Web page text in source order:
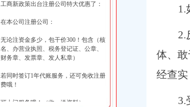
工商新政策出台注册公司特大优惠了：
在本公司注册公司：
无论注资金多少，包干价300！包含（核
名、办营业执照、税务登记证、公章、
财务章、发票章、发人私章）
若同时签订1年代账服务，还可免收注册
费哦！
可上门服务哦！（收、送资料）
1.
2.
体、
经查实
3.